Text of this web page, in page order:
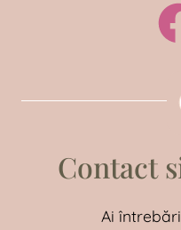
Contact
Ai